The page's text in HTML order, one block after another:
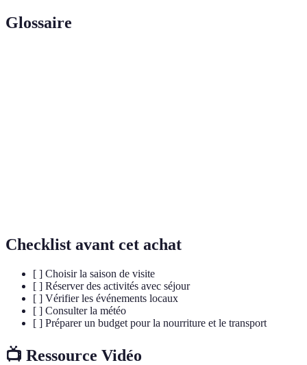
Glossaire
Checklist avant cet achat
[ ] Choisir la saison de visite
[ ] Réserver des activités avec séjour
[ ] Vérifier les événements locaux
[ ] Consulter la météo
[ ] Préparer un budget pour la nourriture et le transport
📺 Ressource Vidéo